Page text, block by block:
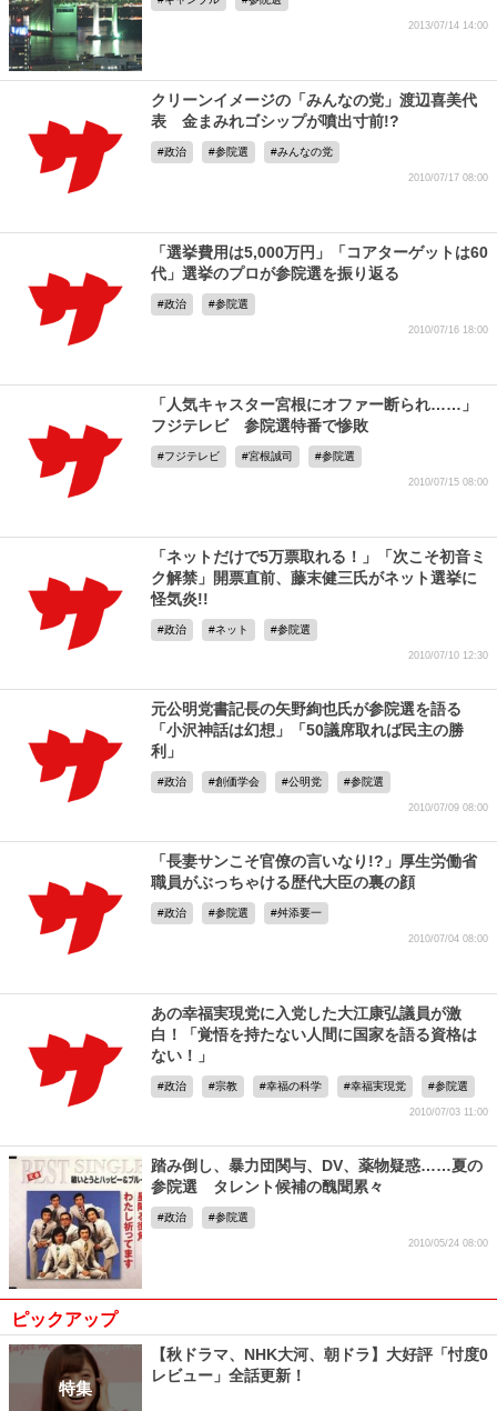
2013/07/14 14:00
クリーンイメージの「みんなの党」渡辺喜美代
表 金まみれゴシップが噴出寸前!?
政治 参院選 みんなの党
2010/07/17 08:00
「選挙費用は5,000万円」「コアターゲットは60
代」選挙のプロが参院選を振り返る
政治 参院選
2010/07/16 18:00
「人気キャスター宮根にオファー断られ……」
フジテレビ 参院選特番で惨敗
フジテレビ 宮根誠司 参院選
2010/07/15 08:00
「ネットだけで5万票取れる！」「次こそ初音ミ
ク解禁」開票直前、藤末健三氏がネット選挙に
怪気炎!!
政治 ネット 参院選
2010/07/10 12:30
元公明党書記長の矢野絢也氏が参院選を語る
「小沢神話は幻想」「50議席取れば民主の勝
利」
政治 創価学会 公明党 参院選
2010/07/09 08:00
「長妻サンこそ官僚の言いなり!?」厚生労働省
職員がぶっちゃける歴代大臣の裏の顔
政治 参院選 舛添要一
2010/07/04 08:00
あの幸福実現党に入党した大江康弘議員が激
白！「覚悟を持たない人間に国家を語る資格は
ない！」
政治 宗教 幸福の科学 幸福実現党 参院選
2010/07/03 11:00
踏み倒し、暴力団関与、DV、薬物疑惑……夏の
参院選 タレント候補の醜聞累々
政治 参院選
2010/05/24 08:00
ピックアップ
特集
【秋ドラマ、NHK大河、朝ドラ】大好評「忖度0
レビュー」全話更新！